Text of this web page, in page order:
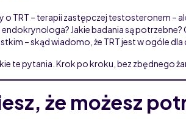
o TRT – terapii zastępczej testosteronem –
Jakie badania są potrzebne?
– skąd wiadomo, że TRT jest w ogóle dla
te pytania. Krok po kroku, bez zbędnego
że możesz